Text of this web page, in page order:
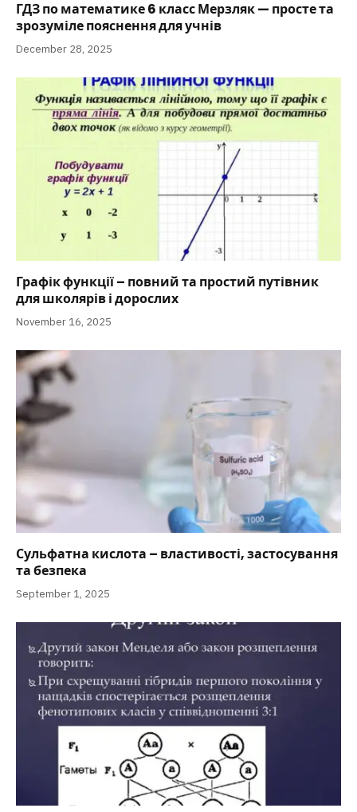
ГДЗ по математике 6 класс Мерзляк — просте та
зрозуміле пояснення для учнів
December 28, 2025
Графік функції – повний та простий путівник
для школярів і дорослих
November 16, 2025
Сульфатна кислота – властивості, застосування
та безпека
September 1, 2025